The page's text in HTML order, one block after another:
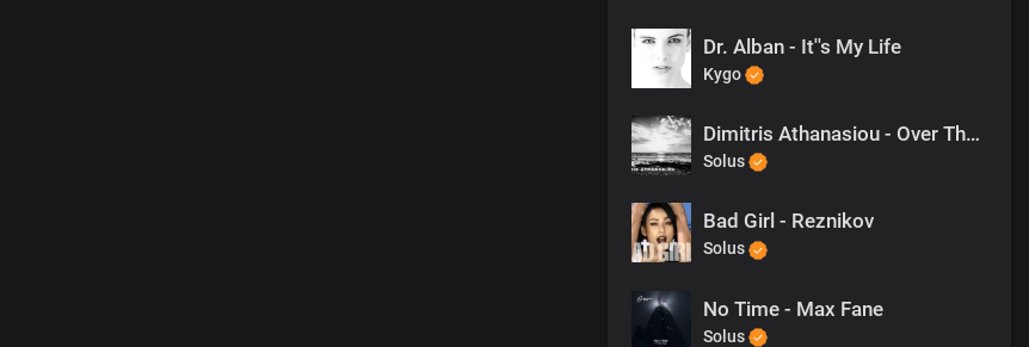
Dr. Alban - It''s My Life
Kygo
Dimitris Athanasiou - Over The Clouds (Original Mix)
Solus
Bad Girl - Reznikov
Solus
No Time - Max Fane
Solus